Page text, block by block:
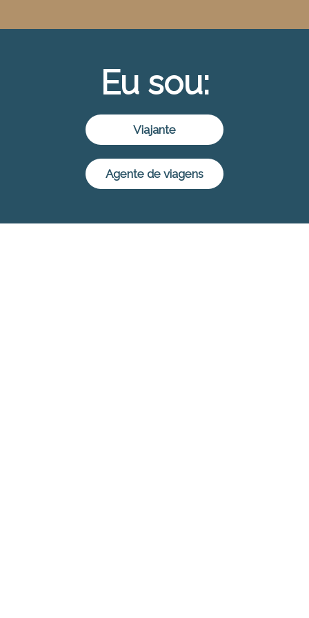
Eu sou:
Viajante
Agente de viagens